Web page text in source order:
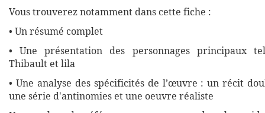
Vous trouverez notamment dans cette fiche :
• Un résumé complet
• Une présentation des personnages principaux
Thibault et lila
• Une analyse des spécificités de l’œuvre : un récit
une série d'antinomies et une oeuvre réaliste